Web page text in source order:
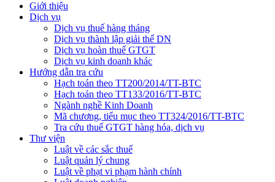
Giới thiệu
Dịch vụ
Dịch vụ thuế hàng tháng
Dịch vụ thành lập giải thể DN
Dịch vụ hoàn thuế GTGT
Dịch vụ kinh doanh khác
Hướng dẫn tra cứu
Hạch toán theo TT200/2014/TT-BTC
Hạch toán theo TT133/2016/TT-BTC
Ngành nghề Kinh Doanh
Mã chương, tiểu mục theo TT324/2016/TT-BTC
Tra cứu thuế GTGT hàng hóa, dịch vụ
Thư viện
Luật về các sắc thuế
Luật quản lý chung
Luật về phạt vi phạm hành chính